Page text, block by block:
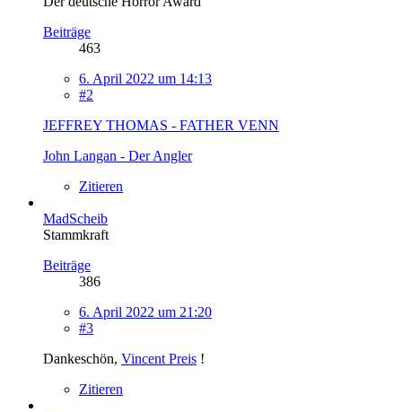
Beiträge
463
6. April 2022 um 14:13
#2
JEFFREY THOMAS - FATHER VENN
John Langan - Der Angler
Zitieren
MadScheib
Stammkraft
Beiträge
386
6. April 2022 um 21:20
#3
Dankeschön, Vincent Preis !
Zitieren